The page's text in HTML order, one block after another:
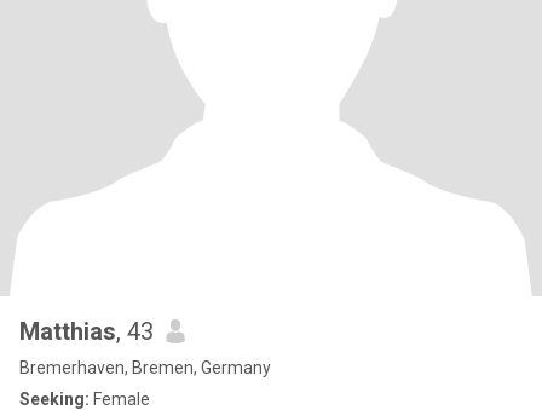
Matthias, 43
Bremerhaven, Bremen, Germany
Seeking: Female